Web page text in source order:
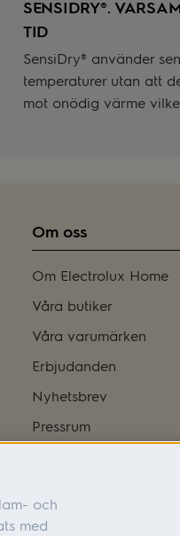
SENSIDRY®.
TID
SensiDry® använder
temperaturer utan att
mot onödig värme
Om oss
Om Electrolux Home
Våra butiker
Våra varumärken
Erbjudanden
Nyhetsbrev
Pressrum
och
med